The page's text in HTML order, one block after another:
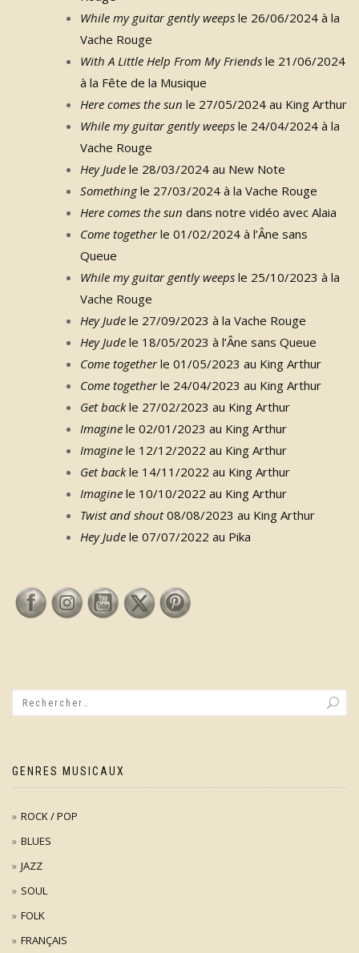
While my guitar gently weeps le 26/06/2024 à la
Vache Rouge
With A Little Help From My Friends le 21/06/2024
à la Fête de la Musique
Here comes the sun le 27/05/2024 au King Arthur
While my guitar gently weeps le 24/04/2024 à la
Vache Rouge
Hey Jude le 28/03/2024 au New Note
Somethingle 27/03/2024 à la Vache Rouge
Here comes the sun dans notre vidéo avec Alaia
Come togetherle 01/02/2024 à l’Âne sans
Queue
While my guitar gently weeps le 25/10/2023 à la
Vache Rouge
Hey Jude le 27/09/2023 à la Vache Rouge
Hey Jude le 18/05/2023 à l’Âne sans Queue
Come togetherle 01/05/2023 au King Arthur
Come togetherle 24/04/2023 au King Arthur
Get backle 27/02/2023 au King Arthur
Imagine le 02/01/2023 au King Arthur
Imagine le 12/12/2022 au King Arthur
Get backle 14/11/2022 au King Arthur
Imagine le 10/10/2022 au King Arthur
Twist and shout08/08/2023 au King Arthur
Hey Jude le 07/07/2022 au Pika
GENRES MUSICAUX
ROCK / POP
BLUES
JAZZ
SOUL
FOLK
FRANÇAIS